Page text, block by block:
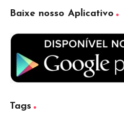
Baixe nosso Aplicativo
Tags